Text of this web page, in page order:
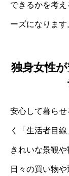
できるかを考
ーズになります
独身女性
安心して暮ら
く「生活者目
きれいな景観
日々の買い物